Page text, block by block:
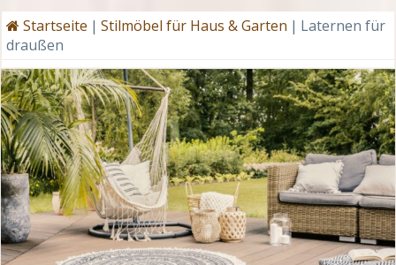
Startseite | Stilmöbel für Haus & Garten | Laternen für
draußen